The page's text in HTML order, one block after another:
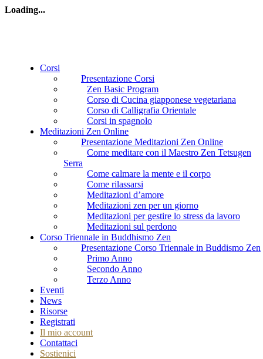
Loading...
Corsi
Presentazione Corsi
Zen Basic Program
Corso di Cucina giapponese vegetariana
Corso di Calligrafia Orientale
Corsi in spagnolo
Meditazioni Zen Online
Presentazione Meditazioni Zen Online
Come meditare con il Maestro Zen Tetsugen
Serra
Come calmare la mente e il corpo
Come rilassarsi
Meditazioni d’amore
Meditazioni zen per un giorno
Meditazioni per gestire lo stress da lavoro
Meditazioni sul perdono
Corso Triennale in Buddhismo Zen
Presentazione Corso Triennale in Buddismo Zen
Primo Anno
Secondo Anno
Terzo Anno
Eventi
News
Risorse
Registrati
Il mio account
Contattaci
Sostienici